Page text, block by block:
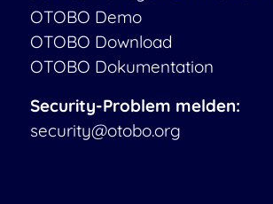
OTOBO Demo
OTOBO Download
OTOBO Dokumentation
Security-Problem melden:
security@otobo.org